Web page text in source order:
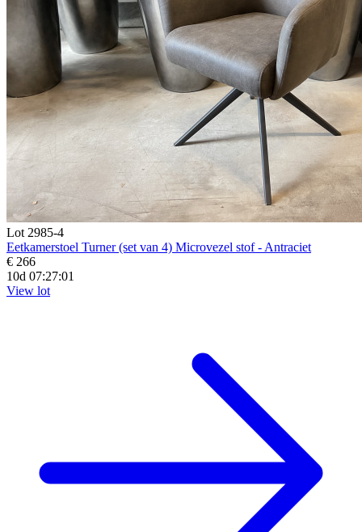
Lot 2985-4
Eetkamerstoel Turner (set van 4) Microvezel stof - Antraciet
€ 266
10d 07:26:59
View lot